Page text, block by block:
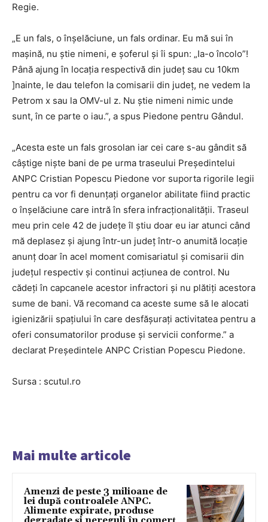
Regie.
„E un fals, o înșelăciune, un fals ordinar. Eu mă sui în
mașină, nu știe nimeni, e șoferul și îi spun: „Ia-o încolo”!
Până ajung în locația respectivă din județ sau cu 10km
]nainte, le dau telefon la comisarii din județ, ne vedem la
Petrom x sau la OMV-ul z. Nu știe nimeni nimic unde
sunt, în ce parte o iau.”, a spus Piedone pentru Gândul.
„Acesta este un fals grosolan iar cei care s-au gândit să
câștige niște bani de pe urma traseului Președintelui
ANPC Cristian Popescu Piedone vor suporta rigorile legii
pentru ca vor fi denunțați organelor abilitate fiind practic
o înșelăciune care intră în sfera infracționalității. Traseul
meu prin cele 42 de județe îl știu doar eu iar atunci când
mă deplasez și ajung într-un județ într-o anumită locație
anunț doar în acel moment comisariatul și comisarii din
județul respectiv și continui acțiunea de control. Nu
cădeți în capcanele acestor infractori și nu plătiți acestora
sume de bani. Vă recomand ca aceste sume să le alocati
igienizării spațiului în care desfășurați activitatea pentru a
oferi consumatorilor produse și servicii conforme.” a
declarat Președintele ANPC Cristian Popescu Piedone.
Sursa : scutul.ro
Mai multe articole
Amenzi de peste 3 milioane de
lei după controalele ANPC.
Alimente expirate, produse